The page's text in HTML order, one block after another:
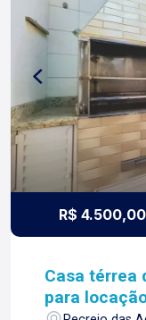
sentido de
construímos
nossos
imobiliária que
arrojo e a força
sua principal
R$
Casa térrea
para